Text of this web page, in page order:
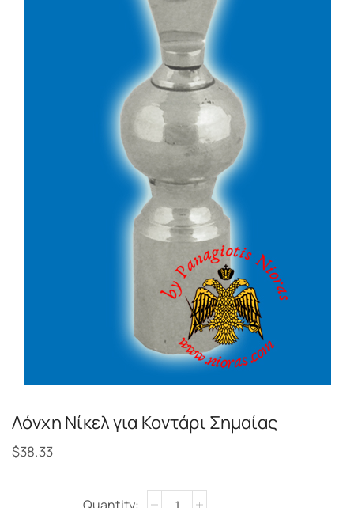
Λόνχη Νίκελ για Κοντάρι Σημαίας
$38.33
Alternative: